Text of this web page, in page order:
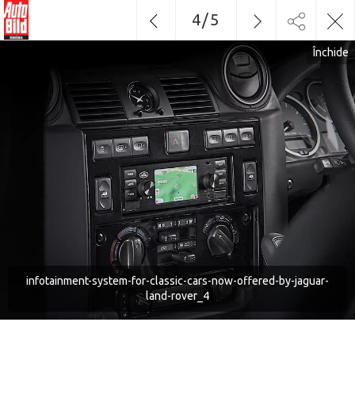
infotainment-system-for-classic-cars-now-offered-by-jaguar-
land-rover_4
Închide
4/5